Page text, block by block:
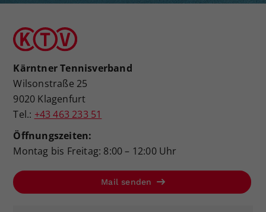
Kärntner Tennisverband
Wilsonstraße 25
9020 Klagenfurt
Tel.: +43 463 233 51
Öffnungszeiten:
Montag bis Freitag: 8:00 – 12:00 Uhr
Mail senden